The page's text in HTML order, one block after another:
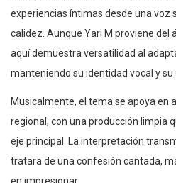
experiencias íntimas desde una voz
calidez. Aunque Yari M proviene del
aquí demuestra versatilidad al
manteniendo su identidad vocal y
Musicalmente, el tema se apoya en
regional, con una producción limpia
eje principal. La interpretación
tratara de una confesión cantada,